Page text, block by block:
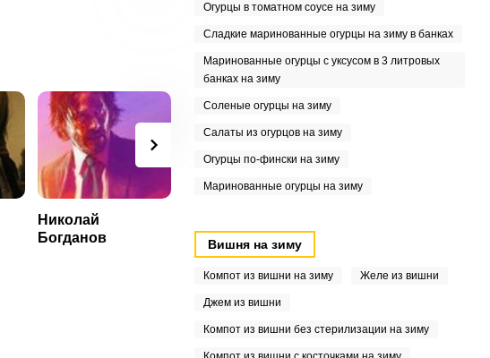
Николай
Богданов
Огурцы в томатном соусе на зиму
Сладкие маринованные огурцы на зиму в банках
Маринованные огурцы с уксусом в 3 литровых
банках на зиму
Соленые огурцы на зиму
Салаты из огурцов на зиму
Огурцы по-фински на зиму
Маринованные огурцы на зиму
Вишня на зиму
Компот из вишни на зиму Желе из вишни
Джем из вишни
Компот из вишни без стерилизации на зиму